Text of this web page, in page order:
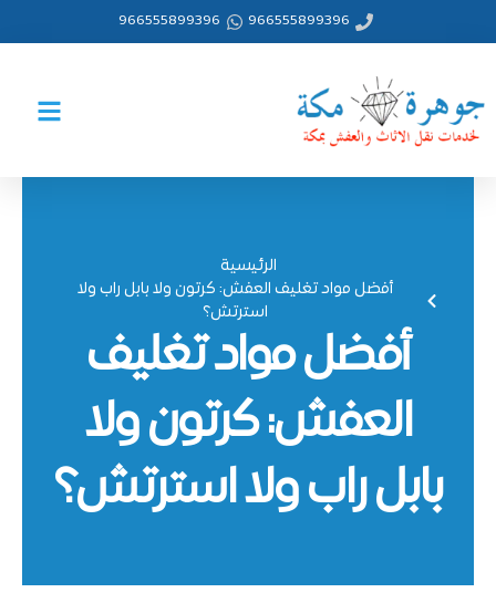
966555899396
966555899396
الرئيسية
أفضل مواد تغليف العفش: كرتون ولا بابل راب ولا
استرتش؟
أفضل مواد تغليف
العفش: كرتون ولا
بابل راب ولا استرتش؟